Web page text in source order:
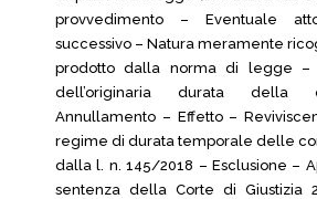
provvedimento – Eventuale
successivo – Natura meramente
prodotto dalla norma di legge –
dell’originaria durata della
Annullamento – Effetto –
regime di durata temporale delle
dalla l. n. 145/2018 – Esclusione –
sentenza della Corte di Giustizia